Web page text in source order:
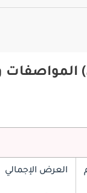
العرض الإجمالي